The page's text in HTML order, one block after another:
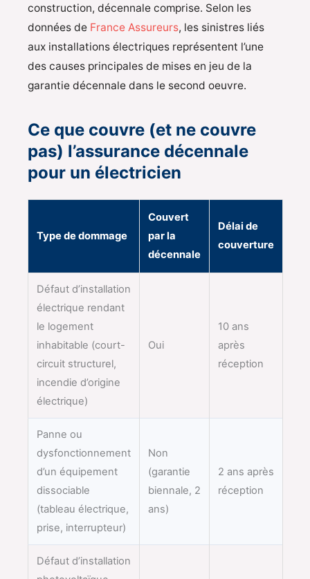
construction, décennale comprise. Selon les
données de France Assureurs, les sinistres liés
aux installations électriques représentent l’une
des causes principales de mises en jeu de la
garantie décennale dans le second oeuvre.
Ce que couvre (et ne couvre
pas) l’assurance décennale
pour un électricien
Type de dommage
Couvert
par la
décennale
Délai de
couverture
Défaut d’installation
électrique rendant
le logement
inhabitable (court-
circuit structurel,
incendie d’origine
électrique)
Oui
10 ans
après
réception
Panne ou
dysfonctionnement
d’un équipement
dissociable
(tableau électrique,
prise, interrupteur)
Non
(garantie
biennale, 2
ans)
2 ans après
réception
Défaut d’installation